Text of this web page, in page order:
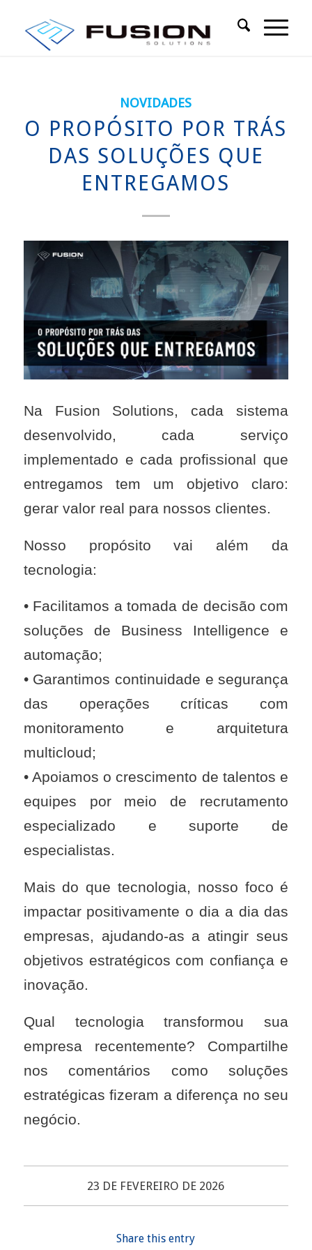
NOVIDADES
O PROPÓSITO POR TRÁS
DAS SOLUÇÕES QUE
ENTREGAMOS
Na Fusion Solutions, cada sistema
desenvolvido, cada serviço
implementado e cada profissional que
entregamos tem um objetivo claro:
gerar valor real para nossos clientes.
Nosso propósito vai além da
tecnologia:
• Facilitamos a tomada de decisão com
soluções de Business Intelligence e
automação;
• Garantimos continuidade e segurança
das operações críticas com
monitoramento e arquitetura
multicloud;
• Apoiamos o crescimento de talentos e
equipes por meio de recrutamento
especializado e suporte de
especialistas.
Mais do que tecnologia, nosso foco é
impactar positivamente o dia a dia das
empresas, ajudando-as a atingir seus
objetivos estratégicos com confiança e
inovação.
Qual tecnologia transformou sua
empresa recentemente? Compartilhe
nos comentários como soluções
estratégicas fizeram a diferença no seu
negócio.
23 DE FEVEREIRO DE 2026
Share this entry